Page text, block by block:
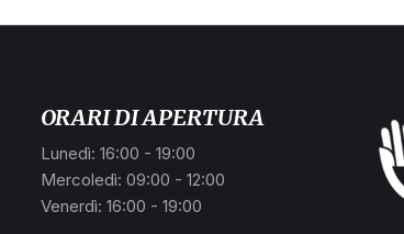
ORARI DI APERTURA
Lunedì: 16:00 - 19:00
Mercoledì: 09:00 - 12:00
Venerdì: 16:00 - 19:00